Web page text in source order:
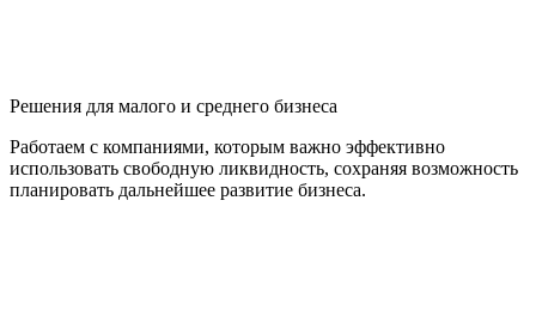
Решения для малого и среднего бизнеса
Работаем с компаниями, которым важно эффективно
использовать свободную ликвидность, сохраняя возможность
планировать дальнейшее развитие бизнеса.